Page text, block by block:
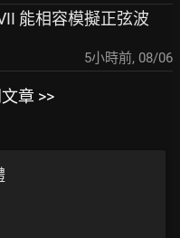
能相容模擬正弦波
5小時前, 08/06
章 >>